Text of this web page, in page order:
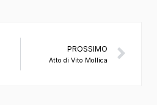
PROSSIMO
Atto di Vito Mollica